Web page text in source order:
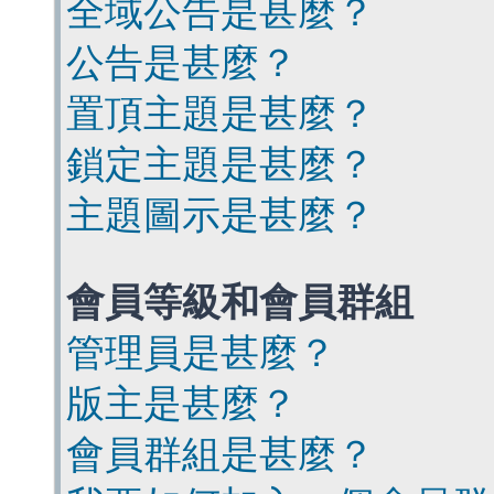
全域公告是甚麼？
公告是甚麼？
置頂主題是甚麼？
鎖定主題是甚麼？
主題圖示是甚麼？
會員等級和會員群組
管理員是甚麼？
版主是甚麼？
會員群組是甚麼？